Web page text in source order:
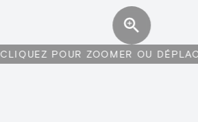
CLIQUEZ POUR ZOOMER OU